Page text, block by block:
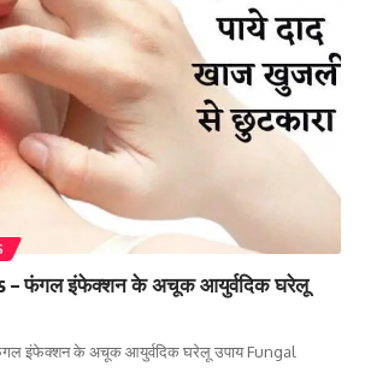
– फंगल इंफेक्शन के अचूक आयुर्वदिक घरेलू
इंफेक्शन के अचूक आयुर्वदिक घरेलू उपाय Fungal